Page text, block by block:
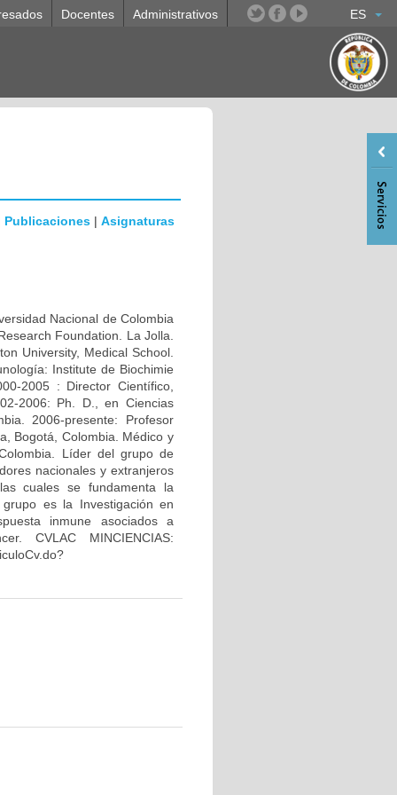
ES
Docentes Administrativos
Publicaciones | Asignaturas
Nacional de Colombia
Foundation. La Jolla.
University, Medical School.
Institute de Biochimie
2005 : Director Científico,
2006: Ph. D., en Ciencias
2006-presente: Profesor
Bogotá, Colombia. Médico y
Líder del grupo de
nacionales y extranjeros
cuales se fundamenta la
es la Investigación en
inmune asociados a
CVLAC MINCIENCIAS: